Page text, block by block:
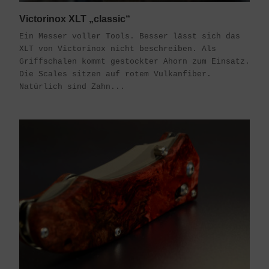
Victorinox XLT „classic“
Ein Messer voller Tools. Besser lässt sich das
XLT von Victorinox nicht beschreiben. Als
Griffschalen kommt gestockter Ahorn zum Einsatz.
Die Scales sitzen auf rotem Vulkanfiber.
Natürlich sind Zahn...